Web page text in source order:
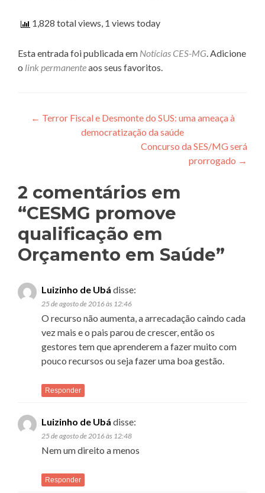
1,828 total views, 1 views today
Esta entrada foi publicada em Notícias CES-MG. Adicione
o link permanenteaos seus favoritos.
Navegação de Post
← Terror Fiscal e Desmonte do SUS: uma ameaça à
democratização da saúde
Concurso da SES/MG será
prorrogado →
2 comentários em
“CESMG promove
qualificação em
Orçamento em Saúde”
Luizinho de Ubá disse:
25 de agosto de 2016 às 12:46
O recurso não aumenta, a arrecadação caindo cada
vez mais e o pais parou de crescer, então os
gestores tem que aprenderem a fazer muito com
pouco recursos ou seja fazer uma boa gestão.
Responder
Luizinho de Ubá disse:
25 de agosto de 2016 às 12:48
Nem um direito a menos
Responder